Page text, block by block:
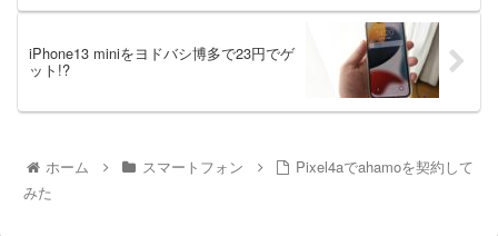
iPhone13 miniをヨドバシ博多で23円でゲ
ット!?
ホーム スマートフォン
Pixel4aでahamoを契約して
みた